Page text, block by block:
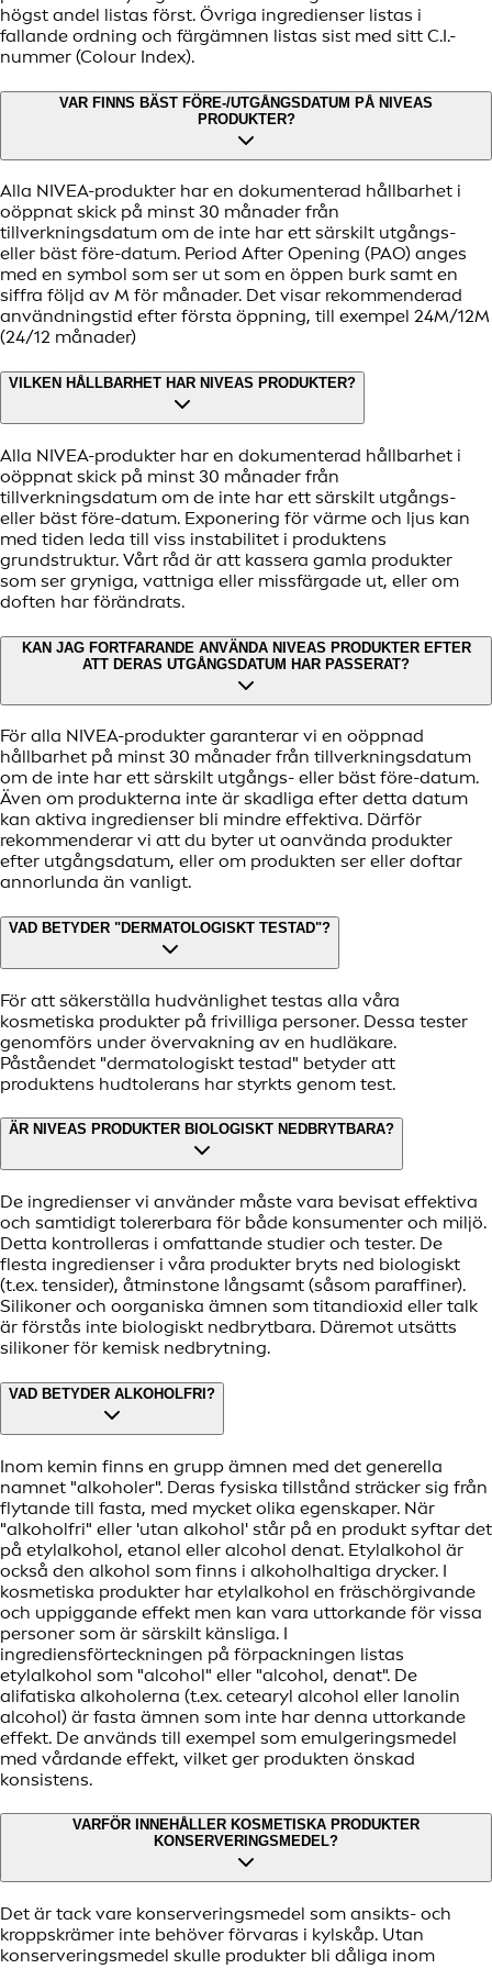
högst andel listas först. Övriga ingredienser listas i
fallande ordning och färgämnen listas sist med sitt C.I.-
nummer (Colour Index).
VAR FINNS BÄST FÖRE-/UTGÅNGSDATUM PÅ NIVEAS
PRODUKTER?
Alla NIVEA-produkter har en dokumenterad hållbarhet i
oöppnat skick på minst 30 månader från
tillverkningsdatum om de inte har ett särskilt utgångs-
eller bäst före-datum. Period After Opening (PAO) anges
med en symbol som ser ut som en öppen burk samt en
siffra följd av M för månader. Det visar rekommenderad
användningstid efter första öppning, till exempel 24M/12M
(24/12 månader)
VILKEN HÅLLBARHET HAR NIVEAS PRODUKTER?
Alla NIVEA-produkter har en dokumenterad hållbarhet i
oöppnat skick på minst 30 månader från
tillverkningsdatum om de inte har ett särskilt utgångs-
eller bäst före-datum. Exponering för värme och ljus kan
med tiden leda till viss instabilitet i produktens
grundstruktur. Vårt råd är att kassera gamla produkter
som ser gryniga, vattniga eller missfärgade ut, eller om
doften har förändrats.
KAN JAG FORTFARANDE ANVÄNDA NIVEAS PRODUKTER EFTER
ATT DERAS UTGÅNGSDATUM HAR PASSERAT?
För alla NIVEA-produkter garanterar vi en oöppnad
hållbarhet på minst 30 månader från tillverkningsdatum
om de inte har ett särskilt utgångs- eller bäst före-datum.
Även om produkterna inte är skadliga efter detta datum
kan aktiva ingredienser bli mindre effektiva. Därför
rekommenderar vi att du byter ut oanvända produkter
efter utgångsdatum, eller om produkten ser eller doftar
annorlunda än vanligt.
VAD BETYDER "DERMATOLOGISKT TESTAD"?
För att säkerställa hudvänlighet testas alla våra
kosmetiska produkter på frivilliga personer. Dessa tester
genomförs under övervakning av en hudläkare.
Påståendet "dermatologiskt testad" betyder att
produktens hudtolerans har styrkts genom test.
ÄR NIVEAS PRODUKTER BIOLOGISKT NEDBRYTBARA?
De ingredienser vi använder måste vara bevisat effektiva
och samtidigt tolererbara för både konsumenter och miljö.
Detta kontrolleras i omfattande studier och tester. De
flesta ingredienser i våra produkter bryts ned biologiskt
(t.ex. tensider), åtminstone långsamt (såsom paraffiner).
Silikoner och oorganiska ämnen som titandioxid eller talk
är förstås inte biologiskt nedbrytbara. Däremot utsätts
silikoner för kemisk nedbrytning.
VAD BETYDER ALKOHOLFRI?
Inom kemin finns en grupp ämnen med det generella
namnet "alkoholer". Deras fysiska tillstånd sträcker sig från
flytande till fasta, med mycket olika egenskaper. När
"alkoholfri" eller 'utan alkohol' står på en produkt syftar det
på etylalkohol, etanol eller alcohol denat. Etylalkohol är
också den alkohol som finns i alkoholhaltiga drycker. I
kosmetiska produkter har etylalkohol en fräschörgivande
och uppiggande effekt men kan vara uttorkande för vissa
personer som är särskilt känsliga. I
ingrediensförteckningen på förpackningen listas
etylalkohol som "alcohol" eller "alcohol, denat". De
alifatiska alkoholerna (t.ex. cetearyl alcohol eller lanolin
alcohol) är fasta ämnen som inte har denna uttorkande
effekt. De används till exempel som emulgeringsmedel
med vårdande effekt, vilket ger produkten önskad
konsistens.
VARFÖR INNEHÅLLER KOSMETISKA PRODUKTER
KONSERVERINGSMEDEL?
Det är tack vare konserveringsmedel som ansikts- och
kroppskrämer inte behöver förvaras i kylskåp. Utan
konserveringsmedel skulle produkter bli dåliga inom